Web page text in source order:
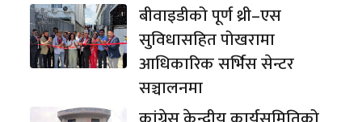
बीवाइडीको पूर्ण थ्री–एस
सुविधासहित पोखरामा
आधिकारिक सर्भिस सेन्टर
सञ्चालनमा